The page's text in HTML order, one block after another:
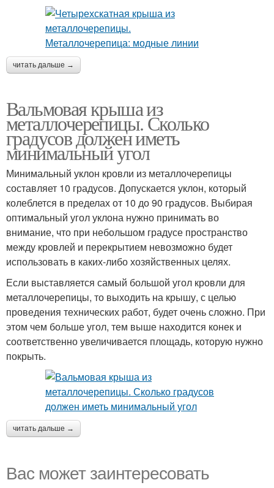
читать дальше →
Вальмовая крыша из
металлочерепицы. Сколько
градусов должен иметь
минимальный угол
Минимальный уклон кровли из металлочерепицы
составляет 10 градусов. Допускается уклон, который
колеблется в пределах от 10 до 90 градусов. Выбирая
оптимальный угол уклона нужно принимать во
внимание, что при небольшом градусе пространство
между кровлей и перекрытием невозможно будет
использовать в каких-либо хозяйственных целях.
Если выставляется самый большой угол кровли для
металлочерепицы, то выходить на крышу, с целью
проведения технических работ, будет очень сложно. При
этом чем больше угол, тем выше находится конек и
соответственно увеличивается площадь, которую нужно
покрыть.
читать дальше →
Вас может заинтересовать